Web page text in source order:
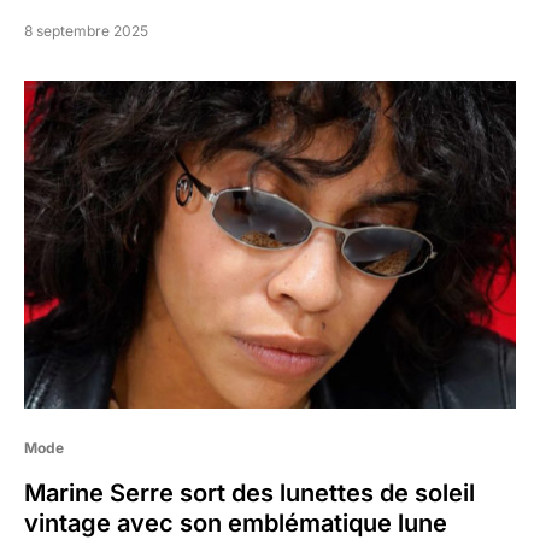
8 septembre 2025
Mode
Marine Serre sort des lunettes de soleil
vintage avec son emblématique lune